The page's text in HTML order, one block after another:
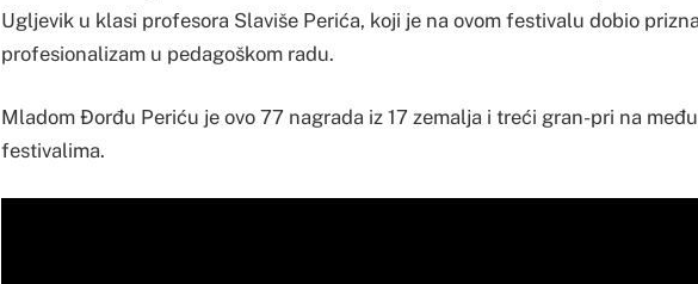
Ugljevik u klasi profesora Slaviše Perića, koji je na ovom festivalu dobio
profesionalizam u pedagoškom radu.
Mladom Đorđu Periću je ovo 77 nagrada iz 17 zemalja i treći gran-pri na
festivalima.